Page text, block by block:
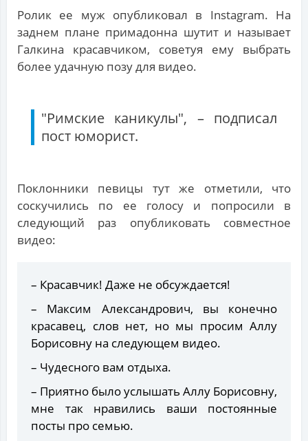
Ролик ее муж опубликовал в Instagram. На
заднем плане примадонна шутит и называет
Галкина красавчиком, советуя ему выбрать
более удачную позу для видео.
"Римские каникулы", – подписал
пост юморист.
Поклонники певицы тут же отметили, что
соскучились по ее голосу и попросили в
следующий раз опубликовать совместное
видео:
– Красавчик! Даже не обсуждается!
– Максим Александрович, вы конечно
красавец, слов нет, но мы просим Аллу
Борисовну на следующем видео.
– Чудесного вам отдыха.
– Приятно было услышать Аллу Борисовну,
мне так нравились ваши постоянные
посты про семью.